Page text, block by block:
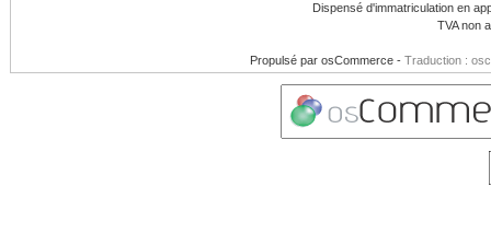
Dispensé d'immatriculation en
TVA non
Propulsé par osCommerce - Traduction :